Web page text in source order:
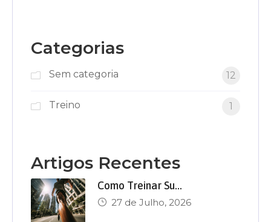
Categorias
Sem categoria 12
Treino 1
Artigos Recentes
Como Treinar Su…
27 de Julho, 2026